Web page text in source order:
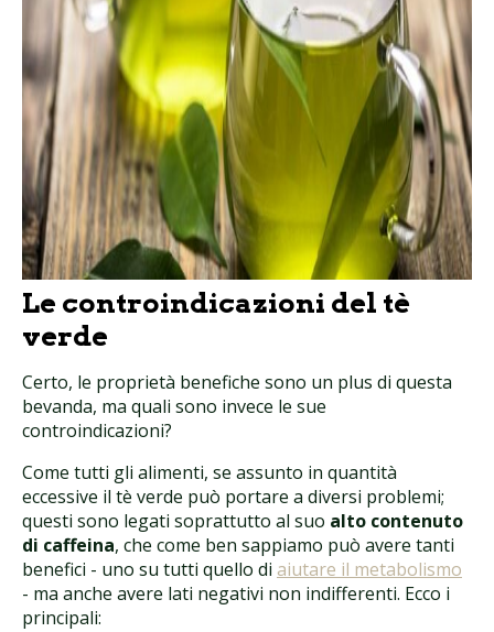
Le controindicazioni del tè
verde
Certo, le proprietà benefiche sono un plus di questa
bevanda, ma quali sono invece le sue
controindicazioni?
Come tutti gli alimenti, se assunto in quantità
eccessive il tè verde può portare a diversi problemi;
questi sono legati soprattutto al suo alto contenuto
di caffeina, che come ben sappiamo può avere tanti
benefici - uno su tutti quello di aiutare il metabolismo
- ma anche avere lati negativi non indifferenti. Ecco i
principali: